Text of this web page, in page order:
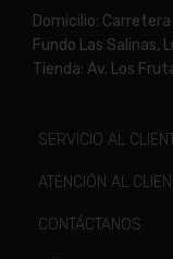
Domicilio:
Fundo Las Salinas,
Tienda: Av. Los
SERVICIO AL
ATENCIÓN AL
CONTÁCTANOS